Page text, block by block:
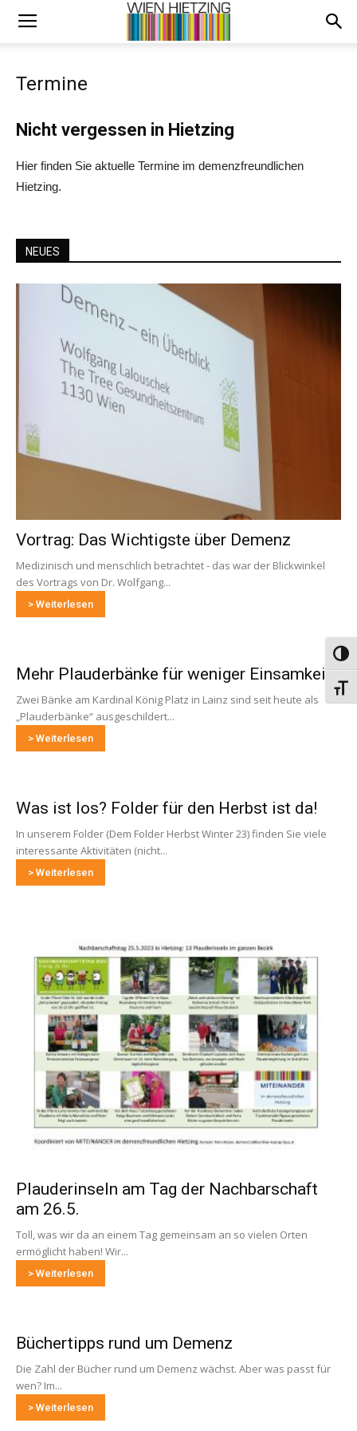
Termine
Nicht vergessen in Hietzing
Hier finden Sie aktuelle Termine im demenzfreundlichen
Hietzing.
NEUES
Vortrag: Das Wichtigste über Demenz
Medizinisch und menschlich betrachtet - das war der Blickwinkel
des Vortrags von Dr. Wolfgang...
> Weiterlesen
Mehr Plauderbänke für weniger Einsamkeit
Zwei Bänke am Kardinal König Platz in Lainz sind seit heute als
„Plauderbänke“ ausgeschildert...
> Weiterlesen
Was ist los? Folder für den Herbst ist da!
In unserem Folder (Dem Folder Herbst Winter 23) finden Sie viele
interessante Aktivitäten (nicht...
> Weiterlesen
Plauderinseln am Tag der Nachbarschaft
am 26.5.
Toll, was wir da an einem Tag gemeinsam an so vielen Orten
ermöglicht haben! Wir...
> Weiterlesen
Büchertipps rund um Demenz
Die Zahl der Bücher rund um Demenz wächst. Aber was passt für
wen? Im...
> Weiterlesen